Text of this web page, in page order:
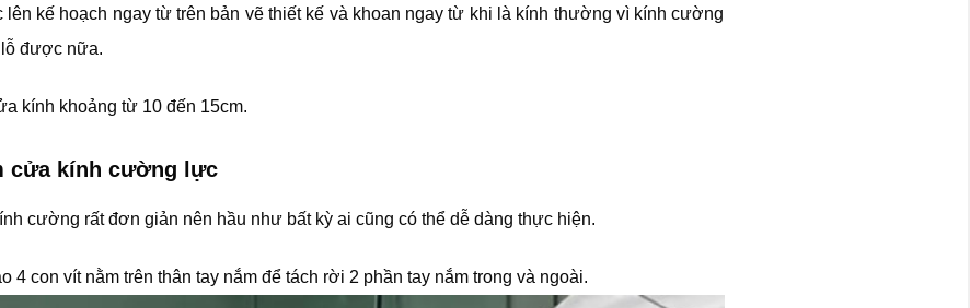
lên kế hoạch ngay từ trên bản vẽ thiết kế và khoan ngay từ khi là kính thường vì kính cường
lỗ được nữa.
kính khoảng từ 10 đến 15cm.
cửa kính cường lực
cường rất đơn giản nên hầu như bất kỳ ai cũng có thể dễ dàng thực hiện.
4 con vít nằm trên thân tay nắm để tách rời 2 phần tay nắm trong và ngoài.